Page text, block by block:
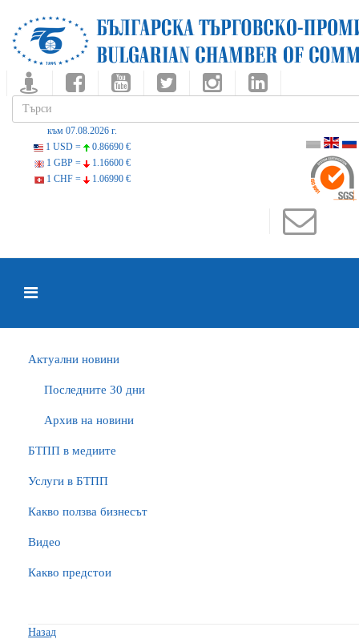
към 07.08.2026 г.
1 USD =
0.86690 €
1 GBP =
1.16600 €
1 CHF =
1.06990 €
Актуални новини
Последните 30 дни
Архив на новини
БTПП в медиите
Услуги в БТПП
Какво ползва бизнесът
Видео
Какво предстои
Назад